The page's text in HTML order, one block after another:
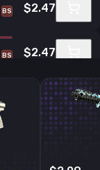
BS $2.47
BS $2.47
$2.47